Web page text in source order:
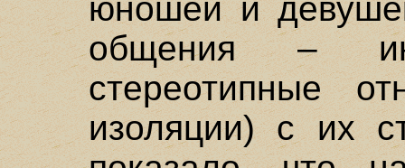
юношей и
общения –
стереотипные
изоляции) с их